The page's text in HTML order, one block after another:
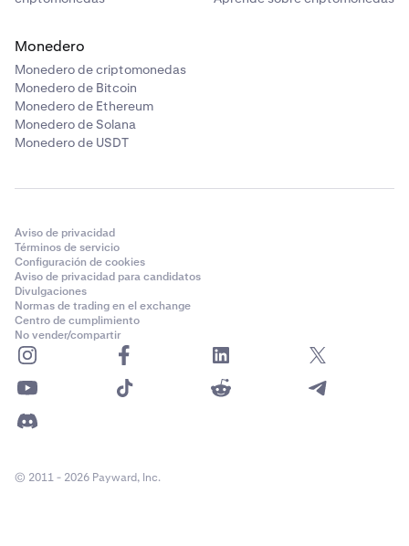
Monedero
Monedero de criptomonedas
Monedero de Bitcoin
Monedero de Ethereum
Monedero de Solana
Monedero de USDT
Aviso de privacidad
Términos de servicio
Configuración de cookies
Aviso de privacidad para candidatos
Divulgaciones
Normas de trading en el exchange
Centro de cumplimiento
No vender/compartir
© 2011 - 2026 Payward, Inc.